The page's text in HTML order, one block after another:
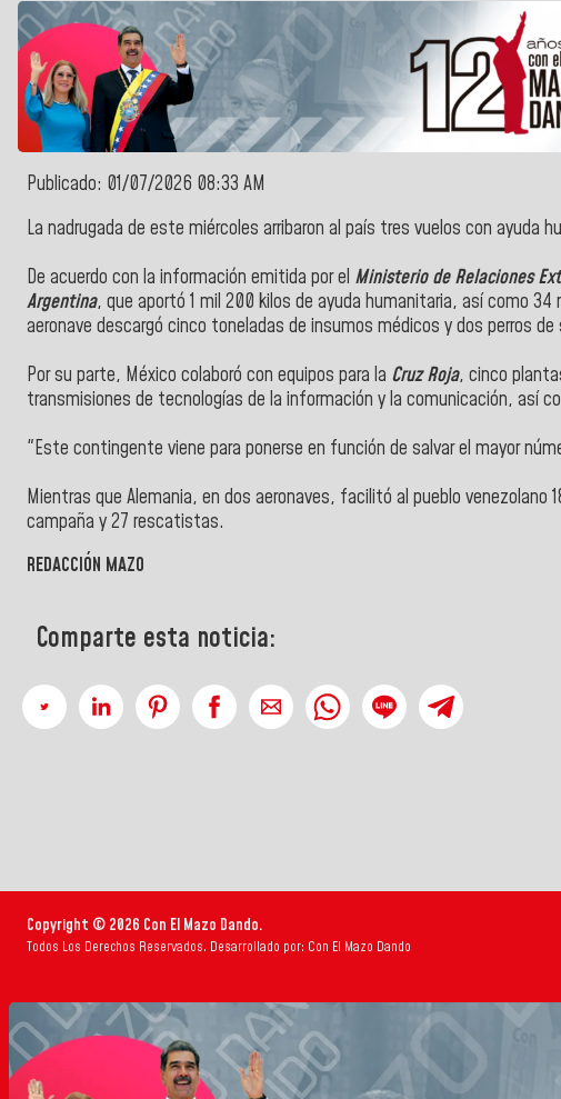
Publicado: 01/07/2026 08:33 AM
La nadrugada de este miércoles arribaron al país tres vuelos con ayuda
De acuerdo con la información emitida por el Ministerio de Relaciones
Argentina, que aportó 1 mil 200 kilos de ayuda humanitaria, así como
aeronave descargó cinco toneladas de insumos médicos y dos perros
Por su parte, México colaboró con equipos para la Cruz Roja, cinco
transmisiones de tecnologías de la información y la comunicación, así
"Este contingente viene para ponerse en función de salvar el mayor
Mientras que Alemania, en dos aeronaves, facilitó al pueblo
campaña y 27 rescatistas.
REDACCIÓN MAZO
Comparte esta noticia:
Copyright © 2026 Con El Mazo Dando.
Todos Los Derechos Reservados. Desarrollado por: Con El Mazo Dando